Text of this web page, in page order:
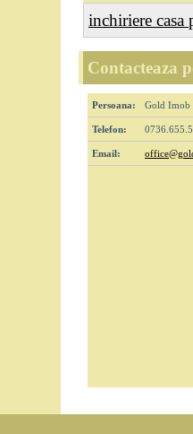
inchiriere casa
Contacteaza
Persoana: Gold Imob
Telefon:
Email: